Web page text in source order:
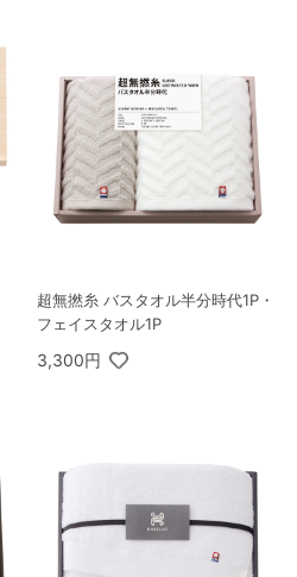
超無撚糸 バスタオル半分時代1P・
フェイスタオル1P
3,300円